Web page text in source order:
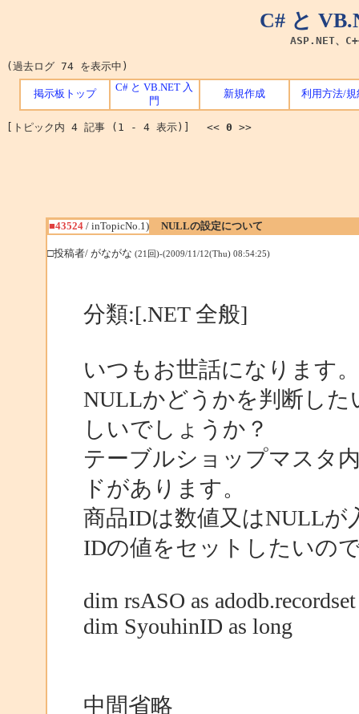
C# と
ASP.NET、
(過去ログ 74 を表示中)
掲示板トップ
C# と VB.NET 入
門
新規作成 利用方法/規
[トピック内 4 記事 (1 - 4 表示)] << 0 >>
■43524/ inTopicNo.1) NULLの設定について
□投稿者/ がながな (21回)-(2009/11/12(Thu) 08:54:25)
分類:[.NET 全般]
いつもお世話になります。
NULLかどうかを判断し
しいでしょうか？
テーブルショップマスタ
ドがあります。
商品IDは数値又はNULLが
IDの値をセットしたいの
dim rsASO as adodb.recordset
dim SyouhinID as long
中間省略